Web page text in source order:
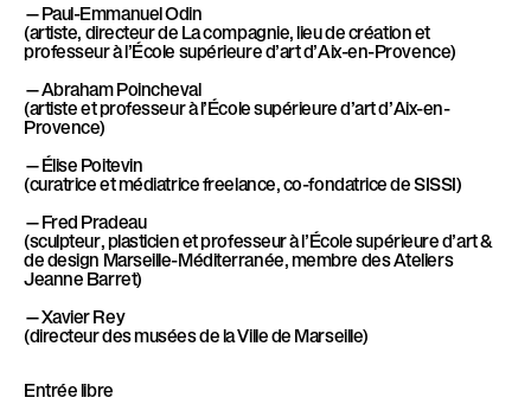
—Paul-Emmanuel Odin
(artiste, directeur de La compagnie, lieu de création et
professeur à l’École supérieure d’art d’Aix-en-Provence)
—Abraham Poincheval
(artiste et professeur à l’École supérieure d’art d’Aix-en-
Provence)
—Élise Poitevin
(curatrice et médiatrice freelance, co-fondatrice de SISSI)
—Fred Pradeau
(sculpteur, plasticien et professeur à l’École supérieure d’art &
de design Marseille-Méditerranée, membre des Ateliers
Jeanne Barret)
—Xavier Rey
(directeur des musées de la Ville de Marseille)
Entrée libre